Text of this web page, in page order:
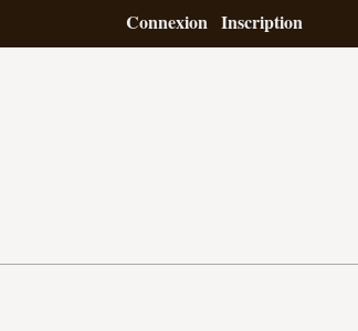
Connexion Inscription